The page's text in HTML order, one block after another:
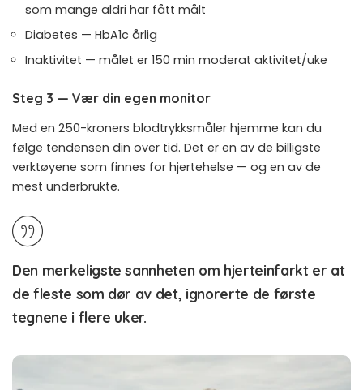
som mange aldri har fått målt
Diabetes — HbA1c årlig
Inaktivitet — målet er 150 min moderat aktivitet/uke
Steg 3 — Vær din egen monitor
Med en 250-kroners blodtrykksmåler hjemme kan du
følge tendensen din over tid. Det er en av de billigste
verktøyene som finnes for hjertehelse — og en av de
mest underbrukte.
Den merkeligste sannheten om hjerteinfarkt er at
de fleste som dør av det, ignorerte de første
tegnene i flere uker.